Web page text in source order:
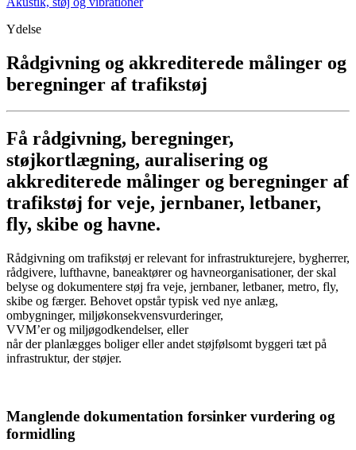
Ydelse
Rådgivning og akkrediterede målinger og
beregninger af trafikstøj
Få rådgivning, beregninger,
støjkortlægning, auralisering og
akkrediterede målinger og beregninger af
trafikstøj for veje, jernbaner, letbaner,
fly, skibe og havne.
Rådgivning om trafikstøj er relevant for infrastrukturejere, bygherrer,
rådgivere, lufthavne, baneaktører og havneorganisationer, der skal
belyse og dokumentere støj fra veje, jernbaner, letbaner, metro, fly,
skibe og færger. Behovet opstår typisk ved nye anlæg,
ombygninger, miljøkonsekvensvurderinger,
VVM’er og miljøgodkendelser, eller
når der planlægges boliger eller andet støjfølsomt byggeri tæt på
infrastruktur, der støjer.
Manglende dokumentation forsinker vurdering og
formidling